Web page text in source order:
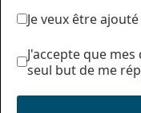
Je veux être
J'accepte que
seul but de me